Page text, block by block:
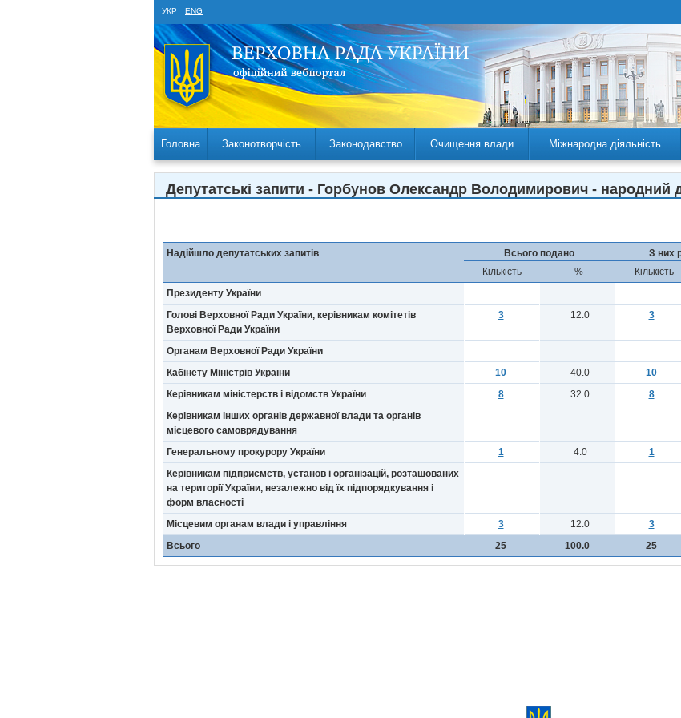
УКР ENG
Головна Законотворчість Законодавство Очищення влади Міжнародна діяльність
Депутатські запити - Горбунов Олександр Володимирович - народний
Надійшло депутатських запитів Всього подано З них
Кількість
% Кількість
Президенту України
Голові Верховної Ради України, керівникам комітетів
Верховної Ради України
3 12.0 3
Органам Верховної Ради України
Кабінету Міністрів України
10 40.0 10
Керівникам міністерств і відомств України
8 32.0 8
Керівникам інших органів державної влади та органів
місцевого самоврядування
Генеральному прокурору України
1 4.0 1
Керівникам підприємств, установ і організацій, розташованих
на території України, незалежно від їх підпорядкування і
форм власності
Місцевим органам влади і управління
3 12.0 3
Всього
25 100.0 25